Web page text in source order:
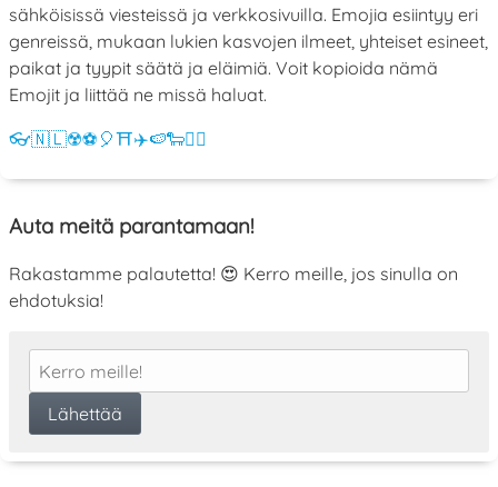
sähköisissä viesteissä ja verkkosivuilla. Emojia esiintyy eri
genreissä, mukaan lukien kasvojen ilmeet, yhteiset esineet,
paikat ja tyypit säätä ja eläimiä. Voit kopioida nämä
Emojit ja liittää ne missä haluat.
👓🇳🇱☢️⚽ 🎈⛩️✈️🍉🐑💁‍♀️
Auta meitä parantamaan!
Rakastamme palautetta! 😍 Kerro meille, jos sinulla on
ehdotuksia!